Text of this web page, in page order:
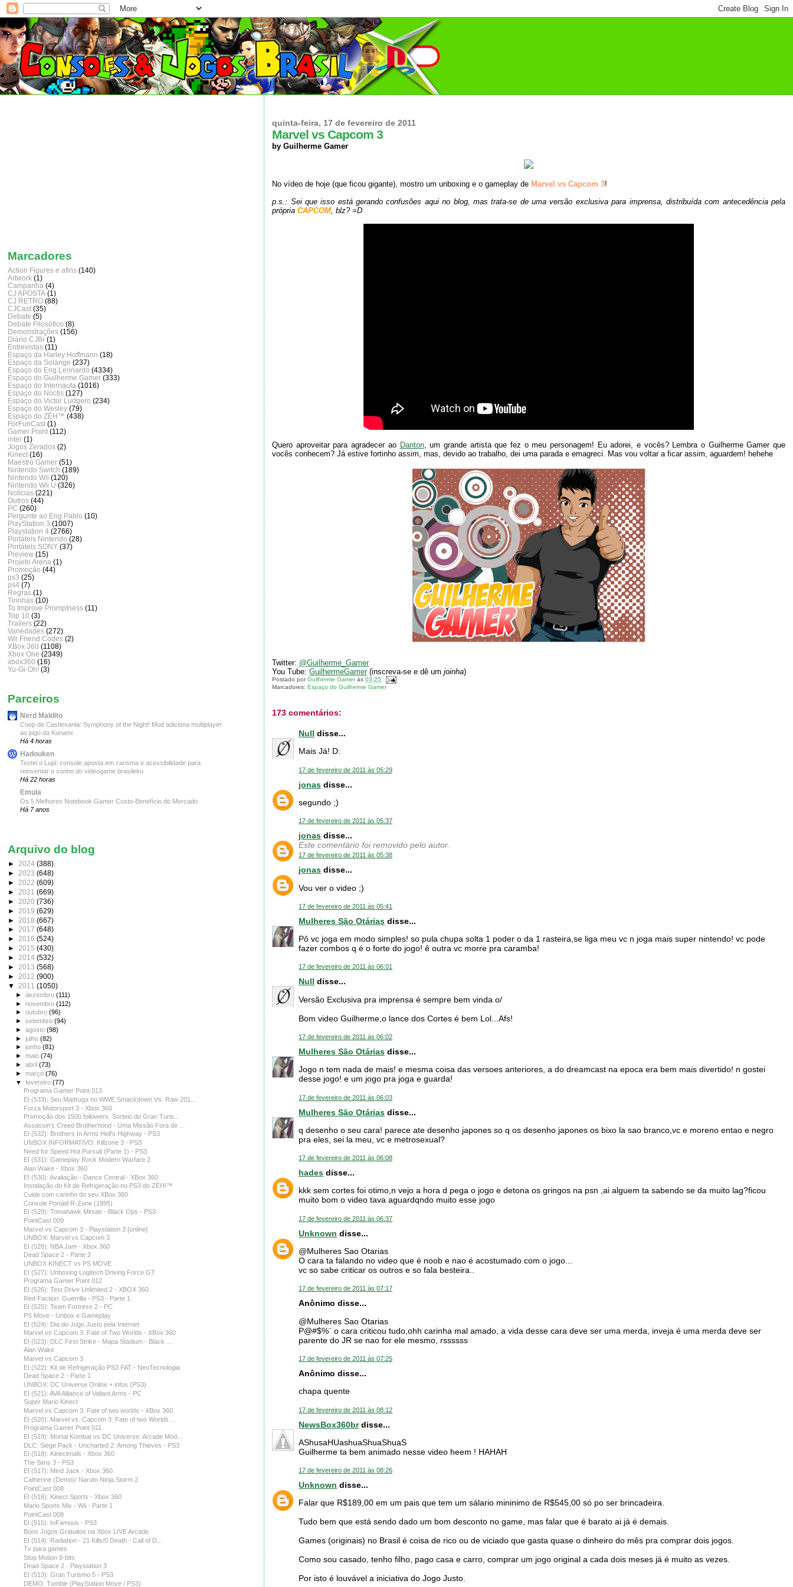
quinta-feira, 17 de fevereiro de 2011
Marvel vs Capcom 3
by Guilherme Gamer
No vídeo de hoje (que ficou gigante), mostro um unboxing e o gameplay de Marvel vs Capcom 3!
p.s.: Sei que isso está gerando confusões aqui no blog, mas trata-se de uma versão exclusiva para imprensa, distribuída com antecedência pela
própriaCAPCOM, blz? =D
Quero aproveitar para agradecer ao Danton, um grande artista que fez o meu personagem! Eu adorei, e vocês? Lembra o Guilherme Gamer que
vocês conhecem? Já estive fortinho assim, mas, devido ao trabalho, dei uma parada e emagreci. Mas vou voltar a ficar assim, aguardem! hehehe
Twitter: @Guilherme_Gamer
You Tube:GuilhermeGamer(inscreva-se e dê umjoinha)
Postado porGuilherme Gameràs03:25
Marcadores:Espaço do Guilherme Gamer
173 comentários:
Null disse...
Mais Já! D:
17 de fevereiro de 2011 às 05:29
jonas disse...
segundo ;)
17 de fevereiro de 2011 às 05:37
jonas disse...
Este comentário foi removido pelo autor.
17 de fevereiro de 2011 às 05:38
jonas disse...
Vou ver o video ;)
17 de fevereiro de 2011 às 05:41
Mulheres São Otárias disse...
Pô vc joga em modo simples! so pula chupa solta 1 poder o da 1 rasteira,se liga meu vc n joga mais super nintendo! vc pode
fazer combos q é o forte do jogo! ê outra vc morre pra caramba!
17 de fevereiro de 2011 às 06:01
Null disse...
Versão Exclusiva pra imprensa é sempre bem vinda o/
Bom video Guilherme,o lance dos Cortes é bem Lol...Afs!
17 de fevereiro de 2011 às 06:02
Mulheres São Otárias disse...
Jogo n tem nada de mais! e mesma coisa das versoes anteriores, a do dreamcast na epoca era bem mais divertido! n gostei
desse jogo! e um jogo pra joga e guarda!
17 de fevereiro de 2011 às 06:03
Mulheres São Otárias disse...
q desenho o seu cara! parece ate desenho japones so q os desenho japones os bixo la sao branco,vc e moreno entao e negro
pra eles, sei la meu, vc e metrosexual?
17 de fevereiro de 2011 às 06:08
hades disse...
kkk sem cortes foi otimo,n vejo a hora d pega o jogo e detona os gringos na psn ,ai alguem ta sabendo se da muito lag?ficou
muito bom o video tava aguardqndo muito esse jogo
17 de fevereiro de 2011 às 06:37
Unknown disse...
@Mulheres Sao Otarias
O cara ta falando no video que é noob e nao é acostumado com o jogo...
vc so sabe criticar os outros e so fala besteira..
17 de fevereiro de 2011 às 07:17
Anônimo disse...
@Mulheres Sao Otarias
P@#$%¨ o cara criticou tudo,ohh carinha mal amado, a vida desse cara deve ser uma merda, inveja é uma merda deve ser
parente do JR se nao for ele mesmo, rssssss
17 de fevereiro de 2011 às 07:25
Anônimo disse...
chapa quente
17 de fevereiro de 2011 às 08:12
NewsBox360brdisse...
AShusaHUashuaShuaShuaS
Guilherme ta bem animado nesse video heem ! HAHAH
17 de fevereiro de 2011 às 08:26
Unknown disse...
Falar que R$189,00 em um pais que tem um sálario mininimo de R$545,00 só po ser brincadeira.
Tudo bem que está sendo dado um bom desconto no game, mas falar que é barato ai já é demais.
Games (originais) no Brasil é coisa de rico ou de viciado que gasta quase o dinheiro do mês pra comprar dois jogos.
Como sou casado, tenho filho, pago casa e carro, comprar um jogo original a cada dois meses já é muito as vezes.
Por isto é louvável a iniciativa do Jogo Justo.
Marcadores
Action Figures e afins (140)
Artwork (1)
Campanha (4)
CJ APOSTA (1)
CJ RETRO (88)
CJCast (35)
Debate (5)
Debate Filosófico (8)
Demonstrações (156)
Diário CJBr (1)
Entrevistas (11)
Espaço da Harley Hoffmann (18)
Espaço da Solange (237)
Espaço do Eng Leonardo (4334)
Espaço do Guilherme Gamer (333)
Espaço do Internauta (1016)
Espaço do Noctis (127)
Espaço do Victor Ludgero (234)
Espaço do Wesley (79)
Espaço do ZÈH™ (438)
ForFunCast (1)
Gamer Point (112)
inter (1)
Jogos Zerados (2)
Kinect (16)
Maestro Gamer (51)
Nintendo Switch (189)
Nintendo Wii (120)
Nintendo Wii U (326)
Notícias (221)
Outros (44)
PC (260)
Pergunte ao Eng Pablo (10)
PlayStation 3 (1007)
Playstation 4 (2766)
Portáteis Nintendo (28)
Portáteis SONY (37)
Preview (15)
Projeto Arena (1)
Promoção (44)
ps3 (25)
ps4 (7)
Regras (1)
Tirinhas (10)
To Improve Promptness (11)
Top 10 (3)
Trailers (22)
Variedades (272)
Wii Friend Codes (2)
XBox 360 (1108)
Xbox One (2349)
xbox360 (16)
Yu-Gi-Oh! (3)
Parceiros
Nerd Maldito
Coop de Castlevania: Symphony of the Night! Mod adiciona multiplayer
ao jogo da Konami
Há 4 horas
Hadouken
Testei o Lupi: console aposta em carisma e acessibilidade para
reinventar o sonho do videogame brasileiro
Há 22 horas
Emula
Os 5 Melhores Notebook Gamer Custo-Benefício do Mercado
Há 7 anos
Arquivo do blog
► 2024 (388)
► 2023 (648)
► 2022 (609)
► 2021 (669)
► 2020 (736)
► 2019 (629)
► 2018 (667)
► 2017 (648)
► 2016 (524)
► 2015 (430)
► 2014 (532)
► 2013 (568)
► 2012 (900)
▼ 2011 (1050)
►dezembro(111)
►novembro(112)
►outubro(96)
►setembro(94)
►agosto(98)
►julho(82)
►junho(81)
►maio(74)
►abril(73)
►março(76)
▼fevereiro(77)
Programa Gamer Point 013
EI (533): Seu Madruga no WWE Smackdown Vs. Raw 201...
Forza Motorsport 3 - Xbox 360
Promoção dos 1500 followers. Sorteio do Gran Turis...
Assassin's Creed Brotherhood - Uma Missão Fora de ...
EI (532): Brothers In Arms Hell's Highway - PS3
UNBOX INFORMATIVO: Killzone 3 - PS3
Need for Speed Hot Pursuit (Parte 1) - PS3
EI (531): Gameplay Rock Modern Warfare 2
Alan Wake - Xbox 360
EI (530): Avaliação - Dance Central - XBox 360
Instalação do Kit de Refrigeração no PS3 do ZÈH!™
Cuide com carinho do seu XBox 360
Console Portátil R-Zone (1995)
EI (529): Tomahawk Minute - Black Ops - PS3
PointCast 009
Marvel vs Capcom 3 - Playstation 3 [online]
UNBOX: Marvel vs Capcom 3
EI (528): NBA Jam - Xbox 360
Dead Space 2 - Parte 2
UNBOX KINECT vs PS MOVE
EI (527): Unboxing Logitech Driving Force GT
Programa Gamer Point 012
EI (526): Test Drive Unlimited 2 - XBOX 360
Red Faction: Guerrilla - PS3 - Parte 1
EI (525): Team Fortress 2 - PC
PS Move - Unbox e Gameplay
EI (524): Dia do Jogo Justo pela Internet
Marvel vs Capcom 3: Fate of Two Worlds - XBox 360
EI (523): DLC First Strike - Mapa Stadium - Black ...
Alan Wake
Marvel vs Capcom 3
EI (522): Kit de Refrigeração PS3 FAT - NeoTecnologia
Dead Space 2 - Parte 1
UNBOX: DC Universe Online + infos (PS3)
EI (521): AVA Alliance of Valiant Arms - PC
Super Mario Kinect
Marvel vs Capcom 3: Fate of two worlds - XBox 360
EI (520): Marvel vs. Capcom 3: Fate of two Worlds ...
Programa Gamer Point 011
EI (519): Mortal Kombat vs DC Universe: Arcade Mod...
DLC: Siege Pack - Uncharted 2: Among Thieves - PS3
EI (518): Kinectmals - Xbox 360
The Sims 3 - PS3
EI (517): Mind Jack - Xbox 360
Catherine (Demo)/ Naruto Ninja Storm 2
PointCast 008
EI (516): Kinect Sports - Xbox 360
Mario Sports Mix - Wii - Parte 1
PointCast 008
EI (515): InFamous - PS3
Bons Jogos Gratuitos na Xbox LIVE Arcade
EI (514): Radiation - 21 Kills/0 Death - Call of D...
Tv para games
Stop Motion 8-bits
Dead Space 2 - Playstation 3
EI (513): Gran Turismo 5 - PS3
DEMO: Tumble (PlayStation Move / PS3)